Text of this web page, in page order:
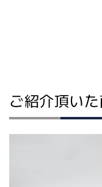
ご紹介頂い